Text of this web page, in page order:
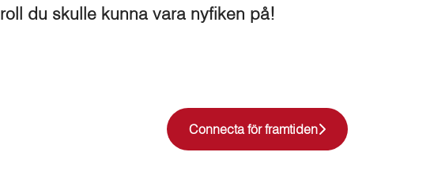
roll du skulle kunna vara nyfiken på!
Connecta för framtiden